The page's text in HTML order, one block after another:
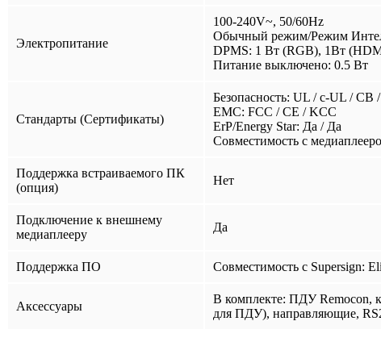
Электропитание
100-240V~, 50/60Hz
Обычный режим/Режим
DPMS: 1 Вт (RGB), 1Вт
Питание выключено: 0.5 Вт
Стандарты (Сертификаты)
Безопасность: UL / c-UL / CB
EMC: FCC / CE / KCC
ErP/Energy Star: Да / Да
Совместимость с
Поддержка встраиваемого ПК
(опция)
Нет
Подключение к внешнему
медиаплееру
Да
Поддержка ПО Совместимость с Supersign:
Аксессуары
В комплекте: ПДУ Remocon,
для ПДУ), направляющие,